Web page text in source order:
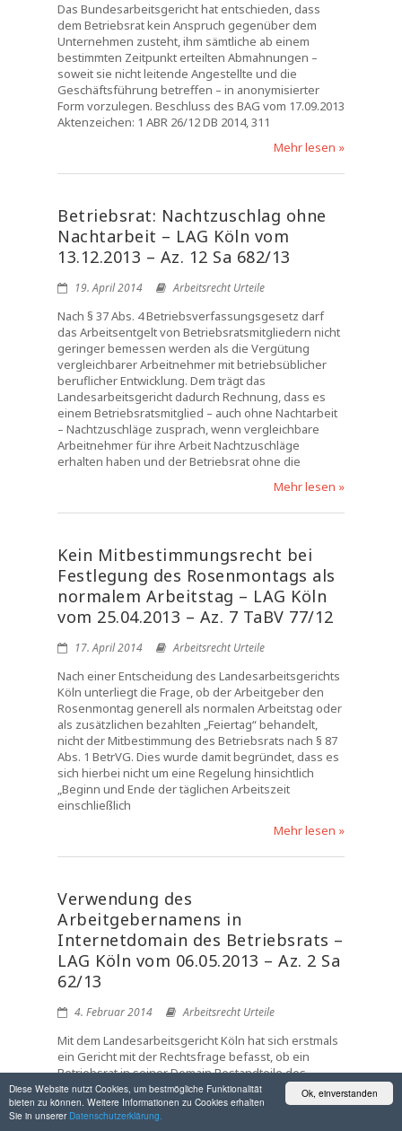
Ok, einverstanden
Diese Website nutzt Cookies, um bestmögliche Funktionalität
bieten zu können. Weitere Informationen zu Cookies erhalten
Sie in unserer Datenschutzerklärung.
Das Bundesarbeitsgericht hat entschieden, dass
dem Betriebsrat kein Anspruch gegenüber dem
Unternehmen zusteht, ihm sämtliche ab einem
bestimmten Zeitpunkt erteilten Abmahnungen –
soweit sie nicht leitende Angestellte und die
Geschäftsführung betreffen – in anonymisierter
Form vorzulegen. Beschluss des BAG vom 17.09.2013
Aktenzeichen: 1 ABR 26/12 DB 2014, 311
Mehr lesen »
Betriebsrat: Nachtzuschlag ohne
Nachtarbeit – LAG Köln vom
13.12.2013 – Az. 12 Sa 682/13
19. April 2014 Arbeitsrecht Urteile
Nach § 37 Abs. 4 Betriebsverfassungsgesetz darf
das Arbeitsentgelt von Betriebsratsmitgliedern nicht
geringer bemessen werden als die Vergütung
vergleichbarer Arbeitnehmer mit betriebsüblicher
beruflicher Entwicklung. Dem trägt das
Landesarbeitsgericht dadurch Rechnung, dass es
einem Betriebsratsmitglied – auch ohne Nachtarbeit
– Nachtzuschläge zusprach, wenn vergleichbare
Arbeitnehmer für ihre Arbeit Nachtzuschläge
erhalten haben und der Betriebsrat ohne die
Mehr lesen »
Kein Mitbestimmungsrecht bei
Festlegung des Rosenmontags als
normalem Arbeitstag – LAG Köln
vom 25.04.2013 – Az. 7 TaBV 77/12
17. April 2014 Arbeitsrecht Urteile
Nach einer Entscheidung des Landesarbeitsgerichts
Köln unterliegt die Frage, ob der Arbeitgeber den
Rosenmontag generell als normalen Arbeitstag oder
als zusätzlichen bezahlten „Feiertag“ behandelt,
nicht der Mitbestimmung des Betriebsrats nach § 87
Abs. 1 BetrVG. Dies wurde damit begründet, dass es
sich hierbei nicht um eine Regelung hinsichtlich
„Beginn und Ende der täglichen Arbeitszeit
einschließlich
Mehr lesen »
Verwendung des
Arbeitgebernamens in
Internetdomain des Betriebsrats –
LAG Köln vom 06.05.2013 – Az. 2 Sa
62/13
4. Februar 2014 Arbeitsrecht Urteile
Mit dem Landesarbeitsgericht Köln hat sich erstmals
ein Gericht mit der Rechtsfrage befasst, ob ein
Betriebsrat in seiner Domain Bestandteile des
Namens des Unternehmens führen darf. In dem
entschiedenen Fall hatte ein Betriebsratsmitglied
unter seinem Namen die Domain „www.ial-br.de“